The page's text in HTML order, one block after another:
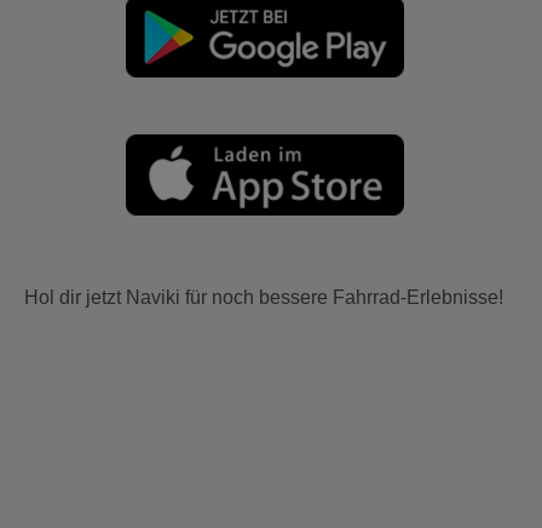
Hol dir jetzt Naviki für noch bessere Fahrrad-Erlebnisse!